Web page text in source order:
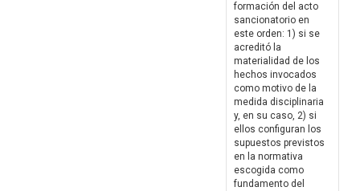
formación del acto
sancionatorio en
este orden: 1) si se
acreditó la
materialidad de los
hechos invocados
como motivo de la
medida disciplinaria
y, en su caso, 2) si
ellos configuran los
supuestos previstos
en la normativa
escogida como
fundamento del